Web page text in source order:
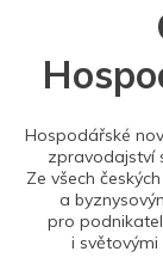
Hospodářské
zpravodajství
Ze všech
a
pro
i světovými